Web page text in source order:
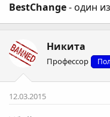
BestChange- один
Никита
Профессор
12.03.2015